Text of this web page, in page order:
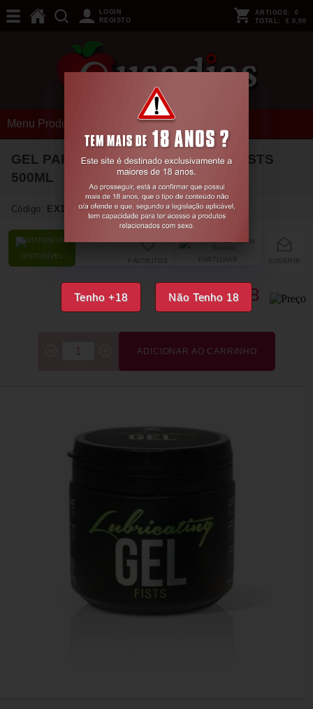
Tenho +18 Não Tenho 18
LOGIN
REGISTO
ARTIGOS: 0
TOTAL: € 0,00
Menu Produtos
GEL PARA FISTING LUBRICATING FISTS
500ML
Código: EX11245
DISPONÍVEL
SUGERIR
PARTILHAR
FAVORITOS
€14, 98
ADICIONAR AO CARRINHO